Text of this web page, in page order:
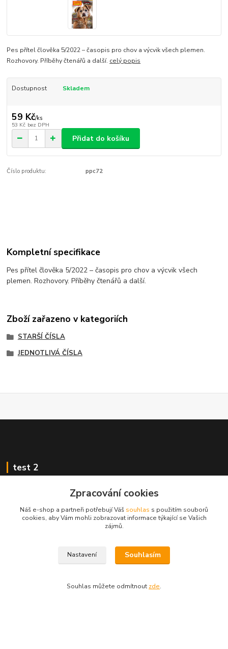
Pes přítel člověka 5/2022 – časopis pro chov a výcvik všech plemen.
Rozhovory. Příběhy čtenářů a další. celý popis
Dostupnost Skladem
59 Kč/ks
53 Kč bez DPH
Přidat do košíku
Číslo produktu: ppc72
Kompletní specifikace
Pes přítel člověka 5/2022 – časopis pro chov a výcvik všech
plemen. Rozhovory. Příběhy čtenářů a další.
Zboží zařazeno v kategoriích
STARŠÍ ČÍSLA
JEDNOTLIVÁ ČÍSLA
test 2
+420 222 718 046, volba 3
Zpracování cookies
Náš e-shop a partneři potřebují Váš souhlas s použitím souborů
cookies, aby Vám mohli zobrazovat informace týkající se Vašich
zájmů.
Nastavení Souhlasím
Souhlas můžete odmítnout zde.